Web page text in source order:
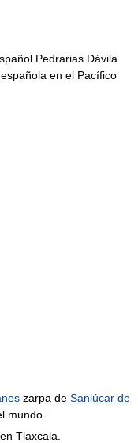
Pedrarias Dávila
española en el Pacífico
zarpa de Sanlúcar de
mundo.
Tlaxcala.